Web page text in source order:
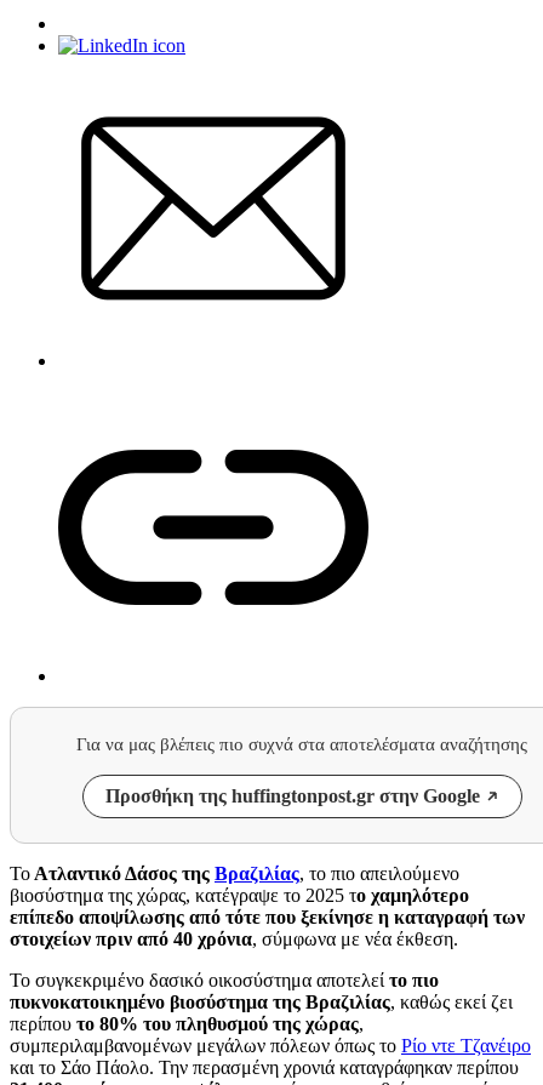
Για να μας βλέπεις πιο συχνά στα αποτελέσματα αναζήτησης
Προσθήκη της huffingtonpost.gr στην Google
Το Ατλαντικό Δάσος της Βραζιλίας, το πιο απειλούμενο
βιοσύστημα της χώρας, κατέγραψε το 2025 το χαμηλότερο
επίπεδο αποψίλωσης από τότε που ξεκίνησε η καταγραφή των
στοιχείων πριν από 40 χρόνια, σύμφωνα με νέα έκθεση.
Το συγκεκριμένο δασικό οικοσύστημα αποτελεί το πιο
πυκνοκατοικημένο βιοσύστημα της Βραζιλίας, καθώς εκεί ζει
περίπου το 80% του πληθυσμού της χώρας,
συμπεριλαμβανομένων μεγάλων πόλεων όπως το Ρίο ντε Τζανέιρο
και το Σάο Πάολο. Την περασμένη χρονιά καταγράφηκαν περίπου